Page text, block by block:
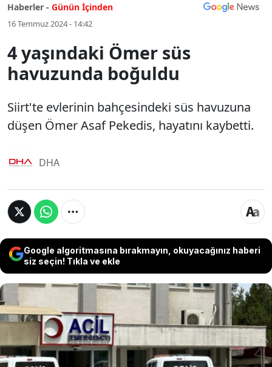
Haberler - Günün İçinden
16 Temmuz 2024 - 14:42
4 yaşındaki Ömer süs
havuzunda boğuldu
Siirt'te evlerinin bahçesindeki süs havuzuna
düşen Ömer Asaf Pekedis, hayatını kaybetti.
DHA
Google algoritmasına bırakmayın, okuyacağınız haberi
siz seçin! Tıkla ve ekle
Siirt'te evlerinin bahçesindeki süs
havuzuna düşen Ömer Asaf